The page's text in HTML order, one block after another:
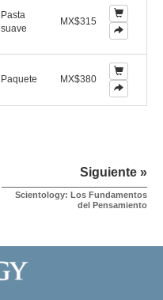
Pasta
suave
MX$315
Paquete MX$380
Siguiente »
Scientology: Los Fundamentos
del Pensamiento